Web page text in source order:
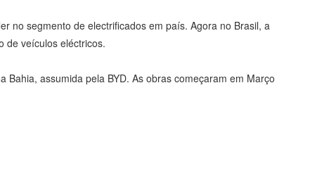
no segmento de electrificados em país. Agora no Brasil, a
de veículos eléctricos.
assumida pela BYD. As obras começaram em Março